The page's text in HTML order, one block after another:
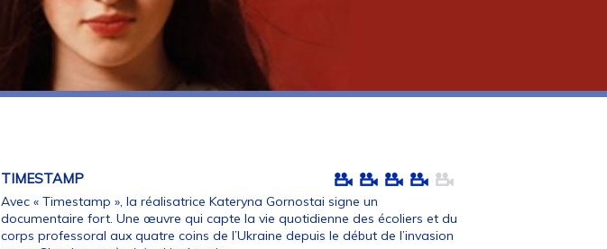
TIMESTAMP
Avec « Timestamp », la réalisatrice Kateryna Gornostai signe un
documentaire fort. Une œuvre qui capte la vie quotidienne des écoliers et du
corps professoral aux quatre coins de l’Ukraine depuis le début de l’invasion